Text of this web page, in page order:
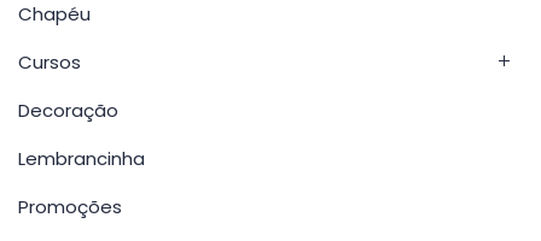
Chapéu
Cursos
Decoração
Lembrancinha
Promoções